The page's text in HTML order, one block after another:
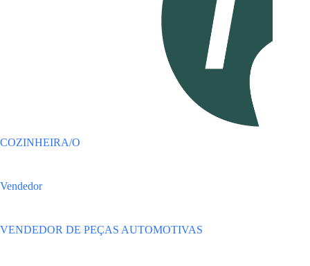
COZINHEIRA/O
Vendedor
VENDEDOR DE PEÇAS AUTOMOTIVAS